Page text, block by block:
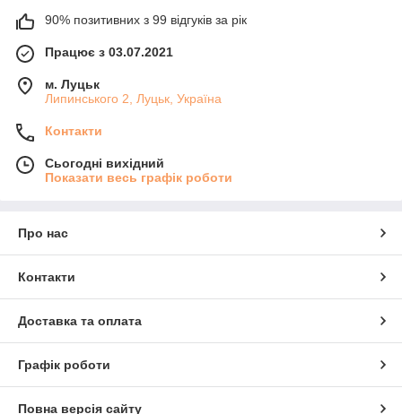
90% позитивних з 99 відгуків за рік
Працює з 03.07.2021
м. Луцьк
Липинського 2, Луцьк, Україна
Контакти
Сьогодні вихідний
Показати весь графік роботи
Про нас
Контакти
Доставка та оплата
Графік роботи
Повна версія сайту